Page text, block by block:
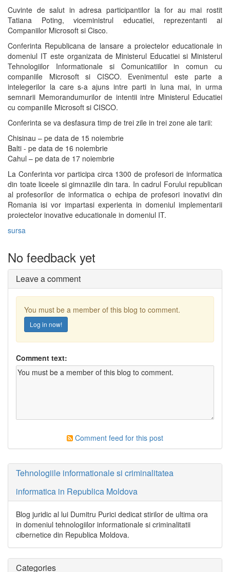
Cuvinte de salut in adresa participantilor la for au mai rostit
Tatiana Poting, viceministrul educatiei, reprezentanti ai
Companiilor Microsoft si Cisco.
Conferinta Republicana de lansare a proiectelor educationale in
domeniul IT este organizata de Ministerul Educatiei si Ministerul
Tehnologiilor Informationale si Comunicatiilor in comun cu
companiile Microsoft si CISCO. Evenimentul este parte a
intelegerilor la care s-a ajuns intre parti in luna mai, in urma
semnarii Memorandumurilor de intentii intre Ministerul Educatiei
cu companiile Microsoft si CISCO.
Conferinta se va desfasura timp de trei zile in trei zone ale tarii:
Chisinau – pe data de 15 noiembrie
Balti - pe data de 16 noiembrie
Cahul – pe data de 17 noiembrie
La Conferinta vor participa circa 1300 de profesori de informatica
din toate liceele si gimnaziile din tara. In cadrul Forului republican
al profesorilor de informatica o echipa de profesori inovativi din
Romania isi vor impartasi experienta in domeniul implementarii
proiectelor inovative educationale in domeniul IT.
sursa
No feedback yet
Leave a comment
You must be a member of this blog to comment.
Log in now!
Comment text:
Comment feed for this post
Tehnologiile informationale si criminalitatea
informatica in Republica Moldova
Blog juridic al lui Dumitru Purici dedicat stirilor de ultima ora
in domeniul tehnologiilor informationale si criminalitatii
cibernetice din Republica Moldova.
Categories